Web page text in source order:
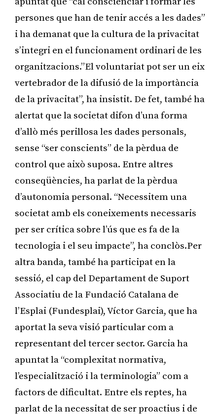
persones que han de tenir accés a les dades”
i ha demanat que la cultura de la privacitat
s’integri en el funcionament ordinari de les
organitzacions.”El voluntariat pot ser un eix
vertebrador de la difusió de la importància
de la privacitat”, ha insistit. De fet, també ha
alertat que la societat difon d’una forma
d’allò més perillosa les dades personals,
sense “ser conscients” de la pèrdua de
control que això suposa. Entre altres
conseqüències, ha parlat de la pèrdua
d’autonomia personal. “Necessitem una
societat amb els coneixements necessaris
per ser crítica sobre l’ús que es fa de la
tecnologia i el seu impacte”, ha conclòs.Per
altra banda, també ha participat en la
sessió, el cap del Departament de Suport
Associatiu de la Fundació Catalana de
l’Esplai (Fundesplai), Víctor Garcia, que ha
aportat la seva visió particular com a
representant del tercer sector. Garcia ha
apuntat la “complexitat normativa,
l’especialització i la terminologia” com a
factors de dificultat. Entre els reptes, ha
parlat de la necessitat de ser proactius i de